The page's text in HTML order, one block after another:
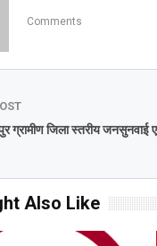
Comments
ग्रामीण जिला स्तरीय जनसुनवाई
Also Like